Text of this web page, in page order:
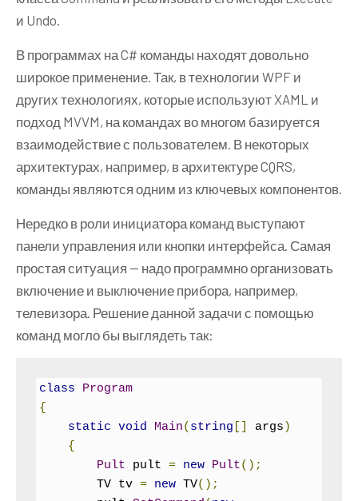
Receiver
ConcreteCommand(receiver);
        invoker
.SetCommand(command );
        invoker
.Run();
}
и Undo.
В программах на C# команды находят довольно
широкое применение. Так, в технологии WPF и
других технологиях, которые используют XAML и
подход MVVM, на командах во многом базируется
взаимодействие с пользователем. В некоторых
архитектурах, например, в архитектуре CQRS,
команды являются одним из ключевых компонентов.
Нередко в роли инициатора команд выступают
панели управления или кнопки интерфейса. Самая
простая ситуация — надо программно организовать
включение и выключение прибора, например,
телевизора. Решение данной задачи с помощью
команд могло бы выглядеть так:
class
Program
{
static void Main( string args )
{
Pult pult = new Pult();
        TV tv
= new TV();